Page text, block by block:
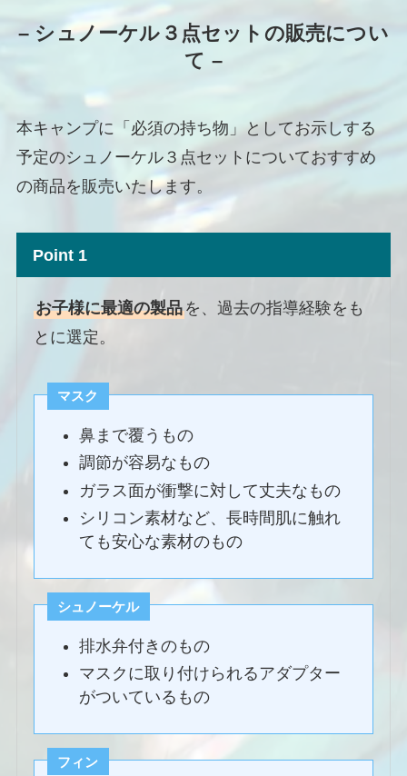
– シュノーケル３点セットの販売につい
て –
本キャンプに「必須の持ち物」としてお示しする
予定のシュノーケル３点セットについておすすめ
の商品を販売いたします。
Point 1
お子様に最適の製品を、過去の指導経験をも
とに選定。
マスク
鼻まで覆うもの
調節が容易なもの
ガラス面が衝撃に対して丈夫なもの
シリコン素材など、長時間肌に触れ
ても安心な素材のもの
シュノーケル
排水弁付きのもの
マスクに取り付けられるアダプター
がついているもの
フィン